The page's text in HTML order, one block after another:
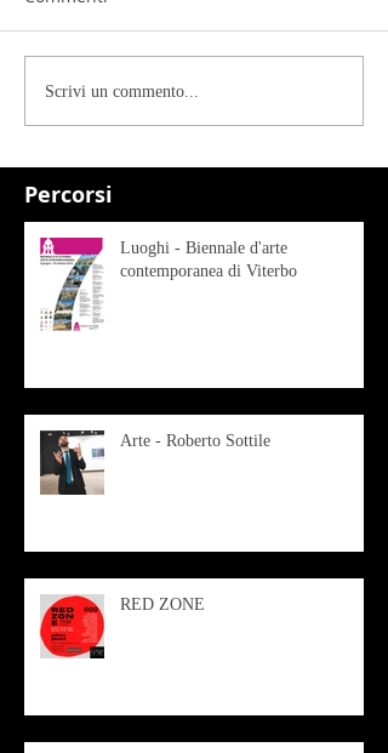
Percorsi
Scrivi un commento...
Luoghi - Biennale d'arte
contemporanea di Viterbo
Arte - Roberto Sottile
RED ZONE